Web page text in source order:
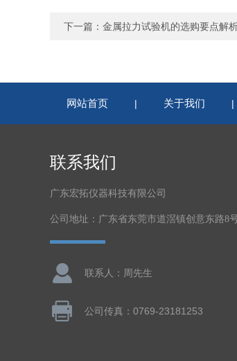
下一篇： 金属拉力试验机的选购要点解
网站首页 | 关于我们
联系我们
广东宏拓仪器科技有限公司
公司地址：广东省东莞市道滘镇创意东路8
联系人：周先生
公司传真：0769-23181253